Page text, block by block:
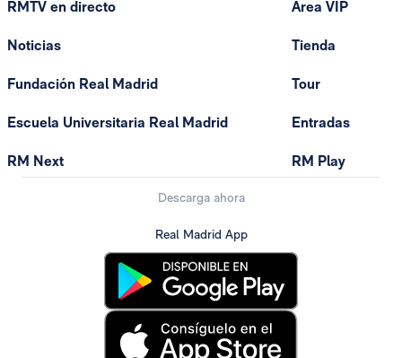
RMTV en directo
Noticias
Fundación Real Madrid
Escuela Universitaria Real Madrid
RM Next
Área VIP
Tienda
Tour
Entradas
RM Play
Descarga ahora
Real Madrid App